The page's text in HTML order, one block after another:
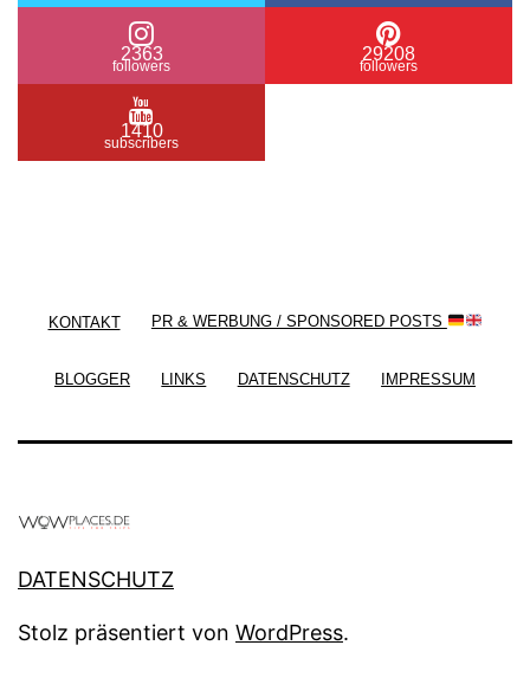
2363
followers
29208
followers
1410
subscribers
KONTAKT PR & WERBUNG / SPONSORED POSTS
BLOGGER LINKS DATENSCHUTZ IMPRESSUM
DATENSCHUTZ
Stolz präsentiert von WordPress.